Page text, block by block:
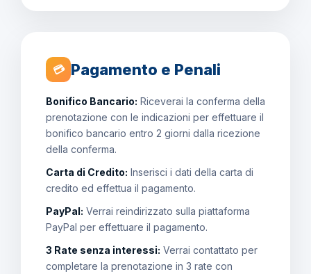
💳 Pagamento e Penali
Bonifico Bancario: Riceverai la conferma della
prenotazione con le indicazioni per effettuare il
bonifico bancario entro 2 giorni dalla ricezione
della conferma.
Carta di Credito: Inserisci i dati della carta di
credito ed effettua il pagamento.
PayPal: Verrai reindirizzato sulla piattaforma
PayPal per effettuare il pagamento.
3 Rate senza interessi: Verrai contattato per
completare la prenotazione in 3 rate con